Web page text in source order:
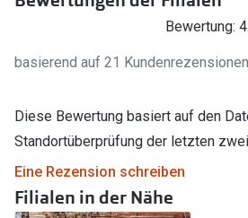
Bewertung:
basierend auf 21 Kundenrezensionen
Diese Bewertung basiert auf den
Standortüberprüfung der letzten
Eine Rezension schreiben
Filialen in der Nähe